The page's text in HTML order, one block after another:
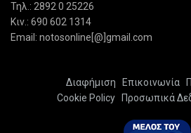
Τηλ.: 2892 0 25226
Κιν.: 690 602 1314
Email: notosonline[@]gmail.com
Διαφήμιση Επικοινωνία
Cookie Policy
Προσωπικά